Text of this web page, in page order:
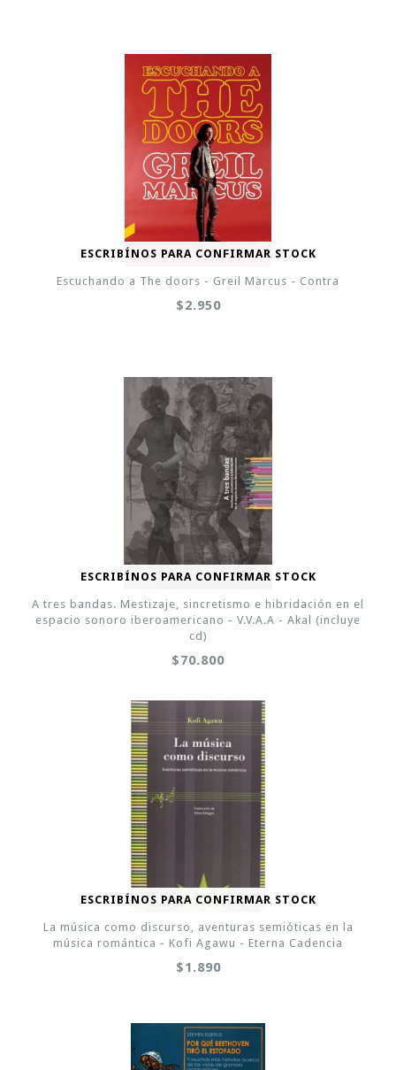
ESCRIBÍNOS PARA CONFIRMAR STOCK
Escuchando a The doors - Greil Marcus - Contra
$2.950
ESCRIBÍNOS PARA CONFIRMAR STOCK
A tres bandas. Mestizaje, sincretismo e hibridación en el
espacio sonoro iberoamericano - V.V.A.A - Akal (incluye
cd)
$70.800
ESCRIBÍNOS PARA CONFIRMAR STOCK
La música como discurso, aventuras semióticas en la
música romántica - Kofi Agawu - Eterna Cadencia
$1.890